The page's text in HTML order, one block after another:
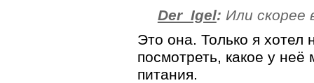
Der_Igel: Или
Это она. Только я хотел
посмотреть, какое у
питания.